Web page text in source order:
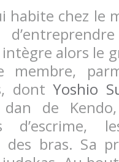
habite chez le
alors le
membre,
dontYoshio
dan de
d’escrime,
des bras. Sa